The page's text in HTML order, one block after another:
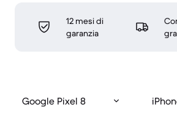
12 mesi di
garanzia
Google Pixel 8